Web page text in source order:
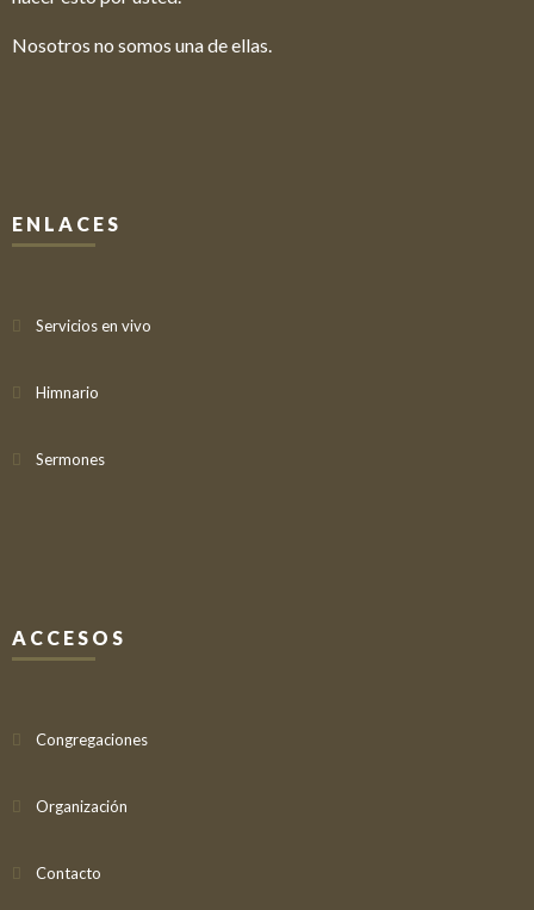
Nosotros no somos una de ellas.
ENLACES
Servicios en vivo
Himnario
Sermones
ACCESOS
Congregaciones
Organización
Contacto